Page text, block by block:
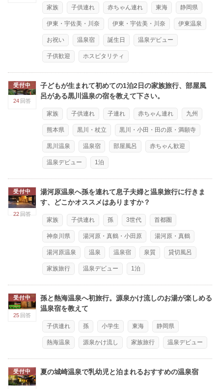
家族 子供連れ 赤ちゃん連れ 東海 静岡県
伊東・宇佐美・川奈 伊東・宇佐美・川奈 伊東温泉
お祝い 温泉宿 誕生日 温泉デビュー
子供歓迎 ホスピタリティ
受付中
24 回答
子どもが生まれて初めての1泊2日の家族旅行、部屋風
呂がある黒川温泉の宿を教えて下さい。
家族 子供連れ 子連れ 赤ちゃん連れ 九州
熊本県 黒川・杖立 黒川・小田・田の原・満願寺
黒川温泉 温泉宿 部屋風呂 赤ちゃん歓迎
温泉デビュー 1泊
受付中
22 回答
湯河原温泉へ孫を連れて息子夫婦と温泉旅行に行きま
す、どこかオススメはありますか？
家族 子供連れ 孫 3世代 首都圏
神奈川県 湯河原・真鶴・小田原 湯河原・真鶴
湯河原温泉 温泉 温泉宿 泉質 貸切風呂
家族旅行 温泉デビュー 1泊
受付中
25 回答
孫と熱海温泉へ初旅行。源泉かけ流しのお湯が楽しめる
温泉宿を教えて
子供連れ 孫 小学生 東海 静岡県
熱海温泉 源泉かけ流し 家族旅行 温泉デビュー
受付中 夏の城崎温泉で乳幼児と泊まれるおすすめの温泉宿